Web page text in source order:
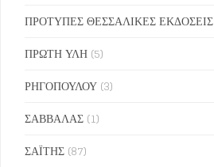
ΠΡΟΤΥΠΕΣ ΘΕΣΣΑΛΙΚΕΣ ΕΚΔΟΣΕΙΣ
ΠΡΩΤΗ ΥΛΗ (5)
ΡΗΓΟΠΟΥΛΟΥ (3)
ΣΑΒΒΑΛΑΣ (1)
ΣΑΪΤΗΣ (87)